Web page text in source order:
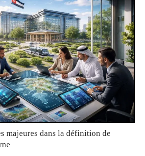
majeures dans la définition de